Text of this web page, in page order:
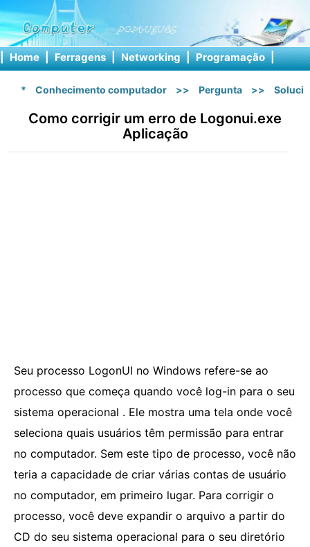
| Home | Ferragens | Networking | Programação |
* Conhecimento computador >> Pergunta >>
Como corrigir um erro de Logonui.exe
Aplicação
Seu processo LogonUI no Windows refere-se ao
processo que começa quando você log-in para o seu
sistema operacional . Ele mostra uma tela onde você
seleciona quais usuários têm permissão para entrar
no computador. Sem este tipo de processo, você não
teria a capacidade de criar várias contas de usuário
no computador, em primeiro lugar. Para corrigir o
processo, você deve expandir o arquivo a partir do
CD do seu sistema operacional para o seu diretório